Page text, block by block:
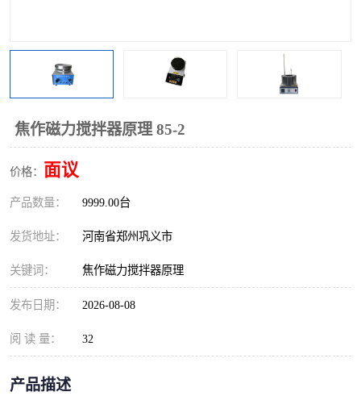
焦作磁力搅拌器原理 85-2
价格： 面议
产品数量： 9999.00台
发货地址： 河南省郑州巩义市
关键词： 焦作磁力搅拌器原理
发布日期： 2026-08-08
阅 读 量： 32
产品描述